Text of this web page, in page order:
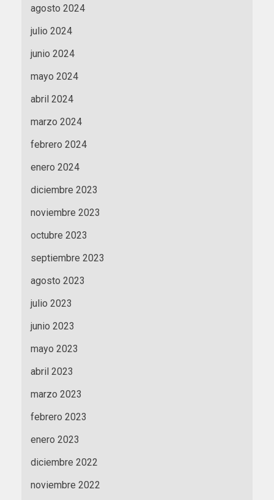
agosto 2024
julio 2024
junio 2024
mayo 2024
abril 2024
marzo 2024
febrero 2024
enero 2024
diciembre 2023
noviembre 2023
octubre 2023
septiembre 2023
agosto 2023
julio 2023
junio 2023
mayo 2023
abril 2023
marzo 2023
febrero 2023
enero 2023
diciembre 2022
noviembre 2022